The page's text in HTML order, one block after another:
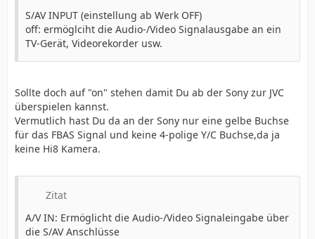
S/AV INPUT (einstellung ab Werk OFF)
off: ermöglciht die Audio-/Video Signalausgabe an ein
TV-Gerät, Videorekorder usw.
Sollte doch auf "on" stehen damit Du ab der Sony zur JVC
überspielen kannst.
Vermutlich hast Du da an der Sony nur eine gelbe Buchse
für das FBAS Signal und keine 4-polige Y/C Buchse,da ja
keine Hi8 Kamera.
Zitat
A/V IN: Ermöglicht die Audio-/Video Signaleingabe über
die S/AV Anschlüsse